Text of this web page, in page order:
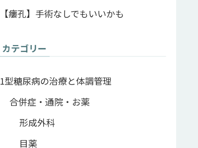
【瘻孔】手術なしでもいいかも
カテゴリー
1型糖尿病の治療と体調管理
合併症・通院・お薬
形成外科
目薬